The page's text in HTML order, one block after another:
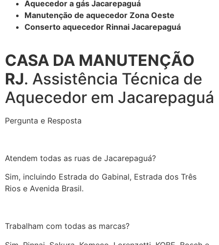
Aquecedor a gás Jacarepaguá
Manutenção de aquecedor Zona Oeste
Conserto aquecedor Rinnai Jacarepaguá
CASA DA MANUTENÇÃO
RJ. Assistência Técnica de
Aquecedor em Jacarepaguá
Pergunta e Resposta
Atendem todas as ruas de Jacarepaguá?
Sim, incluindo Estrada do Gabinal, Estrada dos Três
Rios e Avenida Brasil.
Trabalham com todas as marcas?